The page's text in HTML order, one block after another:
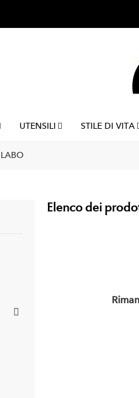
UTENSILI STILE DI VITA
Elenco dei